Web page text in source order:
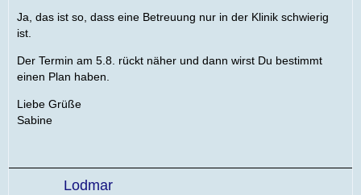
Ja, das ist so, dass eine Betreuung nur in der Klinik schwierig
ist.
Der Termin am 5.8. rückt näher und dann wirst Du bestimmt
einen Plan haben.
Liebe Grüße
Sabine
Lodmar